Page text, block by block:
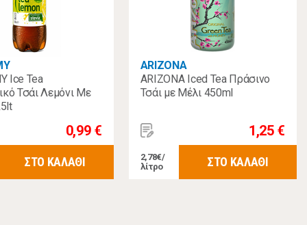
Ice Tea
Τσάι Λεμόνι Με
0,99 €
ΣΤΟ ΚΑΛΑΘΙ
ARIZONA
ARIZONA Iced Tea Πράσινο
Τσάι με Μέλι 450ml
1,25 €
2,78€/
λίτρο
ΣΤΟ ΚΑΛΑΘΙ